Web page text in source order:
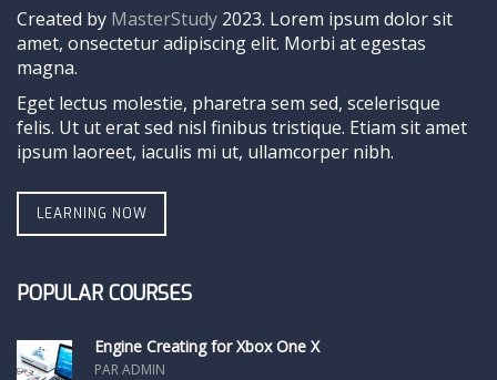
Created by MasterStudy 2023. Lorem ipsum dolor sit
amet, onsectetur adipiscing elit. Morbi at egestas
magna.
Eget lectus molestie, pharetra sem sed, scelerisque
felis. Ut ut erat sed nisl finibus tristique. Etiam sit amet
ipsum laoreet, iaculis mi ut, ullamcorper nibh.
LEARNING NOW
POPULAR COURSES
Engine Creating for Xbox One X
PAR ADMIN